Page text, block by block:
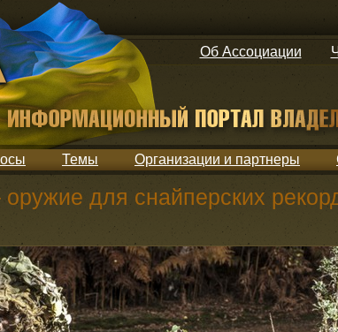
Об Ассоциации
Темы Организации и партнеры
для снайперских